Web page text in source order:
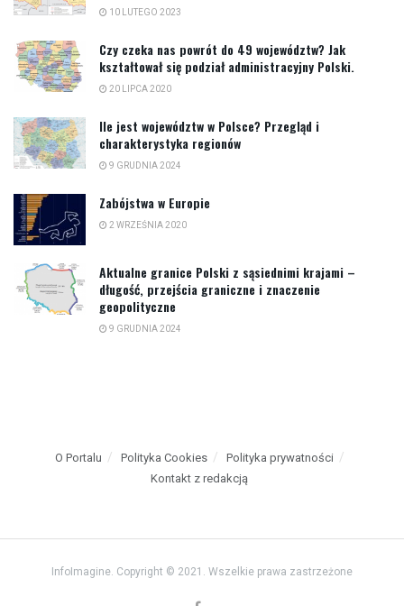
10 LUTEGO 2023
Czy czeka nas powrót do 49 województw? Jak
kształtował się podział administracyjny Polski.
20 LIPCA 2020
Ile jest województw w Polsce? Przegląd i
charakterystyka regionów
9 GRUDNIA 2024
Zabójstwa w Europie
2 WRZEŚNIA 2020
Aktualne granice Polski z sąsiednimi krajami –
długość, przejścia graniczne i znaczenie
geopolityczne
9 GRUDNIA 2024
O Portalu Polityka Cookies
Polityka prywatności
Kontakt z redakcją
InfoImagine. Copyright © 2021. Wszelkie prawa zastrzeżone